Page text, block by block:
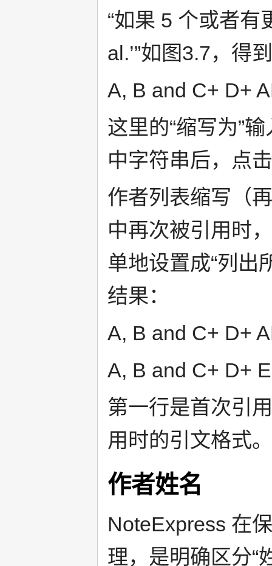
“如果 5 个或者有
al.’”如图3.7，得
A, B and C+ D+
这里的“缩写为”
中字符串后，点
作者列表缩写（
中再次被引用时
单地设置成“列出
结果：
A, B and C+ D+
A, B and C+ D+
第一行是首次引
用时的引文格式。
作者姓名
NoteExpress 在
理，是明确区分“